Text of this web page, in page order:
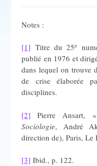
Notes :
[1] Titre du 25e
publié en 1976 et
dans lequel on trouve
de crise élaborée
disciplines.
[2] Pierre Ansart,
Sociologie, André
direction de), Paris, Le
[3] Ibid., p. 122.